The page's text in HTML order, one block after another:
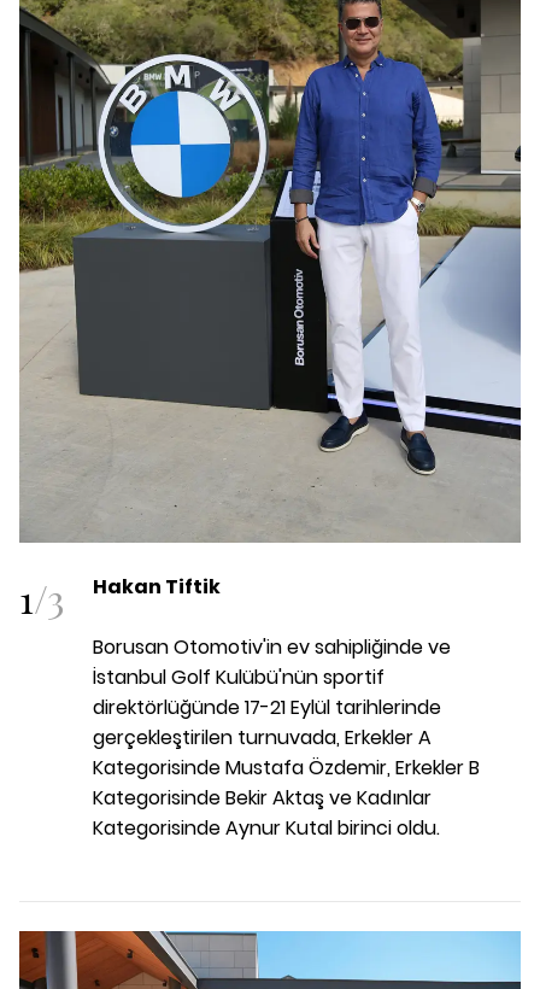
1/3 Hakan Tiftik
Borusan Otomotiv'in ev sahipliğinde ve
İstanbul Golf Kulübü'nün sportif
direktörlüğünde17-21 Eylül tarihlerinde
gerçekleştirilen turnuvada, Erkekler A
Kategorisinde Mustafa Özdemir, Erkekler B
Kategorisinde Bekir Aktaş ve Kadınlar
Kategorisinde Aynur Kutal birinci oldu.